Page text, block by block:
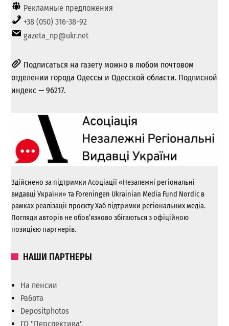
Рекламные предложения
+38 (050) 316-38-92
gazeta_np@ukr.net
Подписаться на газету можно в любом почтовом
отделении города Одессы и Одесской области. Подписной
индекс — 96217.
Здійснено за підтримки Асоціації «Незалежні регіональні
видавці України» та Foreningen Ukrainian Media Fund Nordic в
рамках реалізації проєкту Хаб підтримки регіональних медіа.
Погляди авторів не обов’язково збігаються з офіційною
позицією партнерів.
НАШИ ПАРТНЕРЫ
На пенсии
Работа
Depositphotos
ГО "Перспектива"